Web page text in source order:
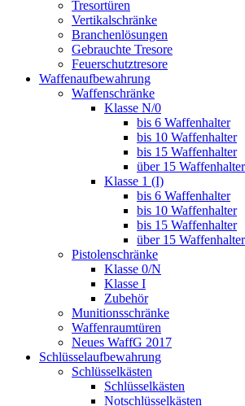
Tresortüren
Vertikalschränke
Branchenlösungen
Gebrauchte Tresore
Feuerschutztresore
Waffenaufbewahrung
Waffenschränke
Klasse N/0
bis 6 Waffenhalter
bis 10 Waffenhalter
bis 15 Waffenhalter
über 15 Waffenhalter
Klasse 1 (I)
bis 6 Waffenhalter
bis 10 Waffenhalter
bis 15 Waffenhalter
über 15 Waffenhalter
Pistolenschränke
Klasse 0/N
Klasse I
Zubehör
Munitionsschränke
Waffenraumtüren
Neues WaffG 2017
Schlüsselaufbewahrung
Schlüsselkästen
Schlüsselkästen
Notschlüsselkästen